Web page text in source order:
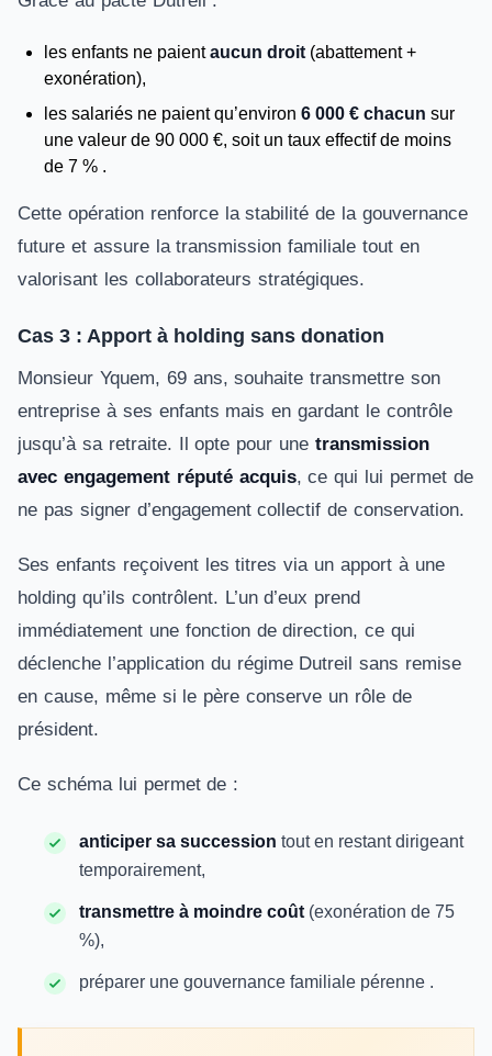
les enfants ne paientaucun droit (abattement +
exonération),
les salariés ne paient qu’environ 6 000 € chacun sur
une valeur de 90 000 €, soit un taux effectif de moins
de 7 % .
Cette opération renforce la stabilité de la gouvernance
future et assure la transmission familiale tout en
valorisant les collaborateurs stratégiques.
Cas 3 : Apport à holding sans donation
Monsieur Yquem, 69 ans, souhaite transmettre son
entreprise à ses enfants mais en gardant le contrôle
jusqu’à sa retraite. Il opte pour une transmission
avec engagement réputé acquis, ce qui lui permet de
ne pas signer d’engagement collectif de conservation.
Ses enfants reçoivent les titres via un apport à une
holding qu’ils contrôlent. L’un d’eux prend
immédiatement une fonction de direction, ce qui
déclenche l’application du régime Dutreil sans remise
en cause, même si le père conserve un rôle de
président.
Ce schéma lui permet de :
anticiper sa succession tout en restant dirigeant
temporairement,
transmettre à moindre coût (exonération de 75
%),
préparer une gouvernance familiale pérenne .